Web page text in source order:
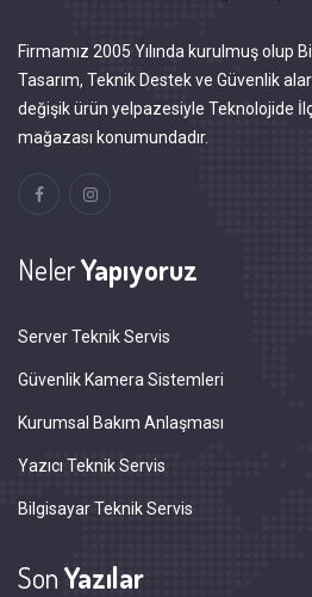
Firmamız 2005 Yılında kurulmuş olup
Tasarım, Teknik Destek ve Güvenlik
değişik ürün yelpazesiyle Teknolojide
mağazası konumundadır.
NelerYapıyoruz
Server Teknik Servis
Güvenlik Kamera Sistemleri
Kurumsal Bakım Anlaşması
Yazıcı Teknik Servis
Bilgisayar Teknik Servis
SonYazılar